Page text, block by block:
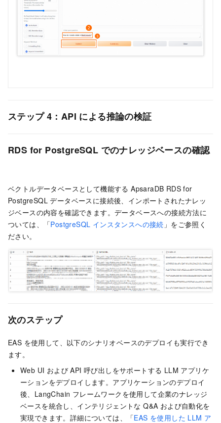
ステップ 4：API による推論の検証
RDS for PostgreSQL でのナレッジベースの確認
ベクトルデータベースとして機能する ApsaraDB RDS for
PostgreSQL データベースに接続後、インポートされたナレッ
ジベースの内容を確認できます。データベースへの接続方法に
ついては、「PostgreSQL インスタンスへの接続 」をご参照く
ださい。
次のステップ
EAS を使用して、以下のシナリオベースのデプロイも実行でき
ます。
Web UI および API 呼び出しをサポートする LLM アプリケ
ーションをデプロイします。アプリケーションのデプロイ
後、LangChain フレームワークを使用して企業のナレッジ
ベースを統合し、インテリジェントな Q&A および自動化を
実現できます。詳細については、「EAS を使用した LLM ア